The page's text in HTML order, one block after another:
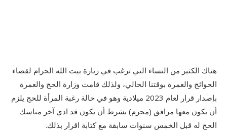
هناك الكثير من النساء التي ترغب في زيارة بيت الله الحرام لقضاء
الحوائج والعمرة بوقتنا الحالي، ولذلك قامت وزارة الحج والعمرة
بإصدار قرار لعام 2023 ميلادية وهو في حالة رغبة المرأة للحج يلزم
أن يكون معها مرافق (محرم) بشرط أن يكون قد ادي آخر مناسك
الحج له قبل الخمس سنوات سابقة مع كتابة اقرار بذلك.